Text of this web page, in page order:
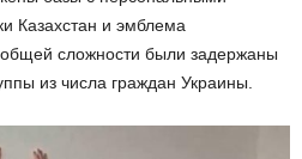
Казахстан и эмблема
сложности были задержаны
из числа граждан Украины.